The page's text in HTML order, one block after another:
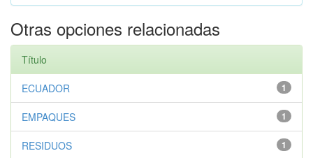
Otras opciones relacionadas
Título
1
ECUADOR
1
EMPAQUES
1
RESIDUOS